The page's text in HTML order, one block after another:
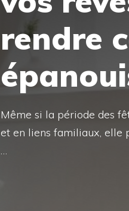
rendre
Même si la période des
et en liens familiaux, elle
…